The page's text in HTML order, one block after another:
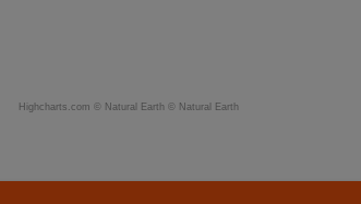
Highcharts.com © Natural Earth © Natural Earth